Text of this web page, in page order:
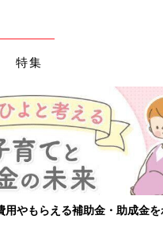
特集
【ワクチン接種できるものも